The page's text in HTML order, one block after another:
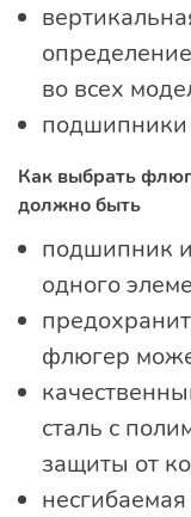
во всех
подшипники
Как выбрать
должно быть
подшипник
одного
флюгер
сталь с
защиты от